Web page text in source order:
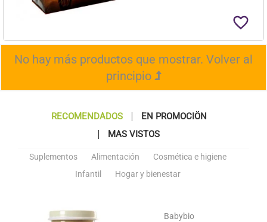
favorite_border
No hay más productos que mostrar. Volver al
principio
RECOMENDADOS
EN PROMOCIÖN
MAS VISTOS
Suplementos Alimentación
Cosmética e higiene
Infantil
Hogar y bienestar
Babybio